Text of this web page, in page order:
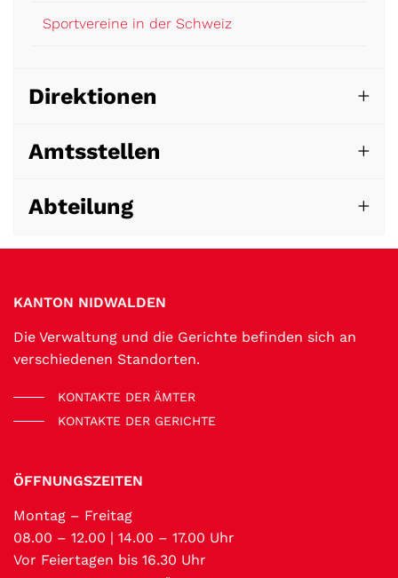
Sportvereine in der Schweiz
Direktionen
Amtsstellen
Abteilung
KANTON NIDWALDEN
Die Verwaltung und die Gerichte befinden sich an
verschiedenen Standorten.
KONTAKTE DER ÄMTER
KONTAKTE DER GERICHTE
ÖFFNUNGSZEITEN
Montag – Freitag
08.00 – 12.00 | 14.00 – 17.00 Uhr
Vor Feiertagen bis 16.30 Uhr